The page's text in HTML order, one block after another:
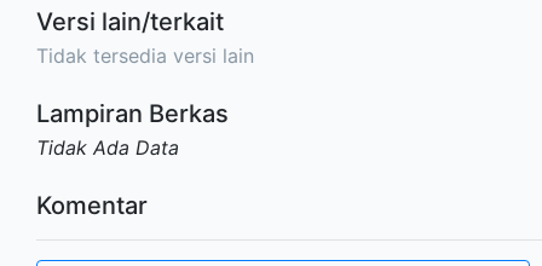
Versi lain/terkait
Tidak tersedia versi lain
Lampiran Berkas
Tidak Ada Data
Komentar